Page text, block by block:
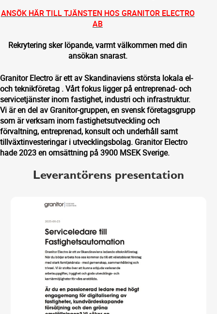
ANSÖK HÄR TILL TJÄNSTEN HOS GRANITOR ELECTRO
AB
Rekrytering sker löpande, varmt välkommen med din
ansökan snarast.
Granitor Electro är ett av Skandinaviens största lokala el-
och teknikföretag . Vårt fokus ligger på entreprenad- och
servicetjänster inom fastighet, industri och infrastruktur.
Vi är en del av Granitor-gruppen, en svensk företagsgrupp
som är verksam inom fastighetsutveckling och
förvaltning, entreprenad, konsult och underhåll samt
tillväxtinvesteringar i utvecklingsbolag. Granitor Electro
hade 2023 en omsättning på 3900 MSEK Sverige.
Leverantörens presentation